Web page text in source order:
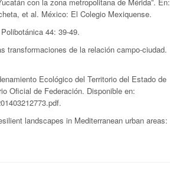
et al. México: El Colegio Mexiquense.
44: 39-49.
de la relación campo-ciudad.
Ecológico del Territorio del Estado de
Oficial de Federación. Disponible en:
landscapes in Mediterranean urban areas: